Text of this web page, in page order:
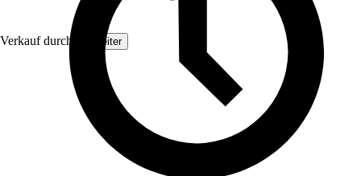
Verkauf durch: Topleiter